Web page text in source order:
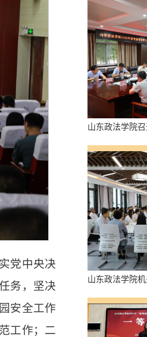
党中央决
务，坚决
安全工作
工作；二
山东政法学院
山东政法学院